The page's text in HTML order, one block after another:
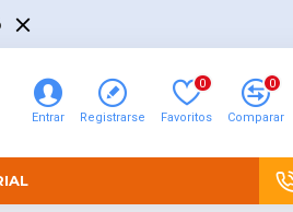
Entrar Registrarse Favoritos
0
Comparar
0